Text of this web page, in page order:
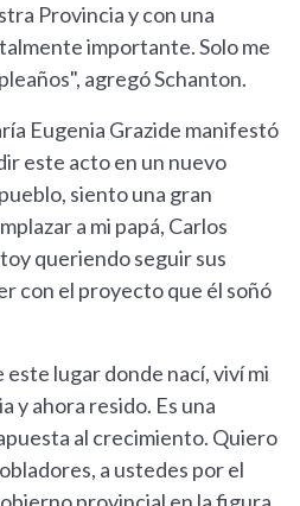
Provincia y con una
importante. Solo me
agregó Schanton.
Eugenia Grazide manifestó
este acto en un nuevo
siento una gran
a mi papá, Carlos
queriendo seguir sus
con el proyecto que él soñó
lugar donde nací, viví mi
y ahora resido. Es una
al crecimiento. Quiero
a ustedes por el